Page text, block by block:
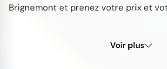
Brignemont et prenez votre prix et
Voir plus